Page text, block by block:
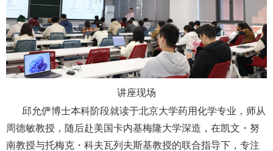
讲座现场
邱允俨博士本科阶段就读于北京大学药用化学专业，师从
周德敏教授，随后赴美国卡内基梅隆大学深造，在凯文・努
南教授与托梅克・科夫瓦列夫斯基教授的联合指导下，专注